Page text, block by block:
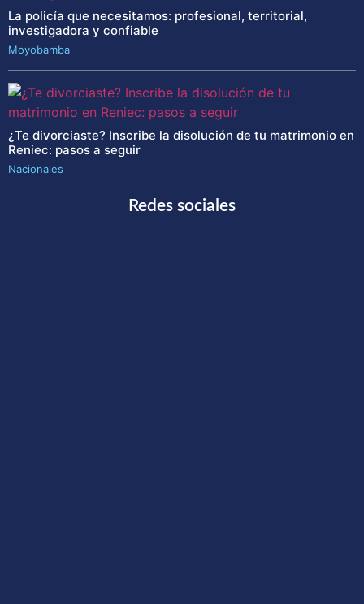
La policía que necesitamos: profesional, territorial,
investigadora y confiable
Moyobamba
¿Te divorciaste? Inscribe la disolución de tu matrimonio en
Reniec: pasos a seguir
Nacionales
Redes sociales